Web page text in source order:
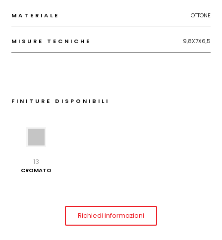
MATERIALE OTTONE
MISURE TECNICHE 9,8X7X6,5
FINITURE DISPONIBILI
13
CROMATO
Richiedi informazioni